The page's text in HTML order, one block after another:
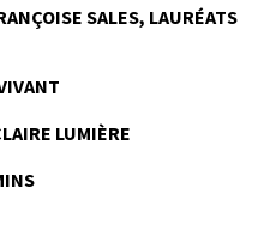
SALES, LAURÉATS
LUMIÈRE